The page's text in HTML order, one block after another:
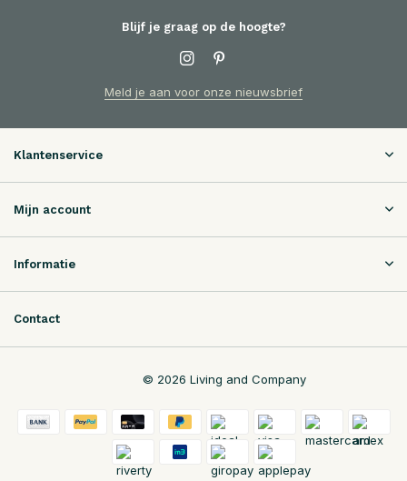
Blijf je graag op de hoogte?
Meld je aan voor onze nieuwsbrief
Klantenservice
Mijn account
Informatie
Contact
© 2026 Living and Company